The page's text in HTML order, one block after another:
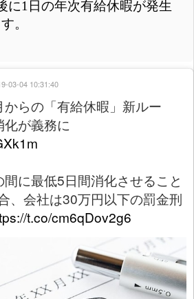
に1日の年次有給休暇が発生
。
からの「有給休暇」新ルー
が義務に
に最低5日間消化させること
、会社は30万円以下の罰金刑
t.co/cm6qDov2g6
03-04 10:31:40